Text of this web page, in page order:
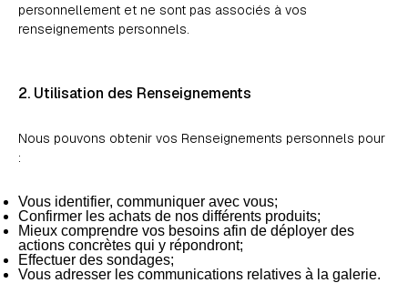
personnellement et ne sont pas associés à vos
renseignements personnels.
2. Utilisation des Renseignements
Nous pouvons obtenir vos Renseignements personnels pour
:
Vous identifier, communiquer avec vous;
Confirmer les achats de nos différents produits;
Mieux comprendre vos besoins afin de déployer des
actions concrètes qui y répondront;
Effectuer des sondages;
Vous adresser les communications relatives à la galerie.